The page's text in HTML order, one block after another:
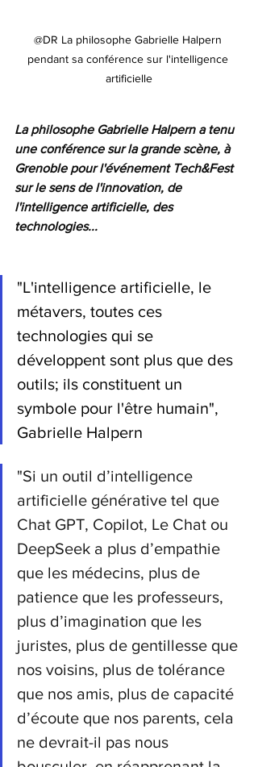
@DR La philosophe Gabrielle Halpern
pendant sa conférence sur l'intelligence
artificielle
La philosophe Gabrielle Halpern a tenu
une conférence sur la grande scène, à
Grenoble pour l'événement Tech&Fest
sur le sens de l'innovation, de
l'intelligence artificielle, des
technologies...
"L'intelligence artificielle, le
métavers, toutes ces
technologies qui se
développent sont plus que des
outils; ils constituent un
symbole pour l'être humain",
Gabrielle Halpern
"Si un outil d’intelligence
artificielle générative tel que
Chat GPT, Copilot, Le Chat ou
DeepSeek a plus d’empathie
que les médecins, plus de
patience que les professeurs,
plus d’imagination que les
juristes, plus de gentillesse que
nos voisins, plus de tolérance
que nos amis, plus de capacité
d’écoute que nos parents, cela
ne devrait-il pas nous